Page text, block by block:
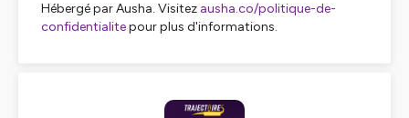
Hébergé par Ausha. Visitez ausha.co/politique-de-
confidentialitepour plus d'informations.